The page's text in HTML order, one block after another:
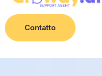
Contatto